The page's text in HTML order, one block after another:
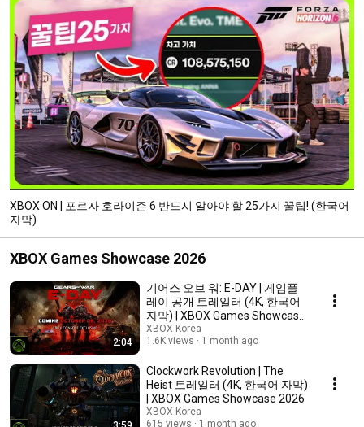
XBOX ON | 포르자 호라이즌 6 반드시 알아야 할 25가지 꿀팁! (한국어
자막)
XBOX Games Showcase 2026
2:04
기어스 오브 워: E-DAY | 게임플
레이 공개 트레일러 (4K, 한국어
자막) | XBOX Games Showcase
2026
XBOX Korea
1.6K views
1 month ago
Clockwork Revolution | The
Heist 트레일러 (4K, 한국어 자막)
| XBOX Games Showcase 2026
XBOX Korea
615 views
1 month ago